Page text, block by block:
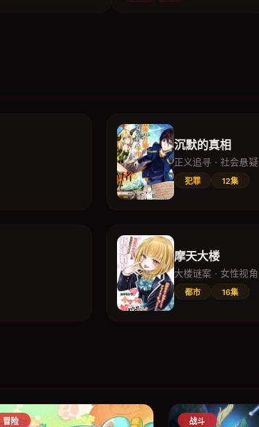
沉默的真相
正义追寻 · 社会悬疑
犯罪 12集
摩天大楼
大楼谜案 · 女性视角
都市 16集
冒险 战斗